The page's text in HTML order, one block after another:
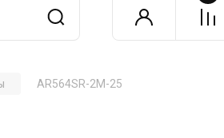
AR564SR-2M-25